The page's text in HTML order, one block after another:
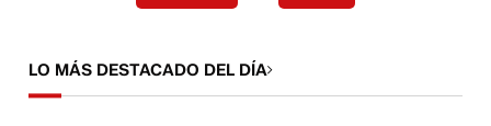
LO MÁS DESTACADO DEL DÍA